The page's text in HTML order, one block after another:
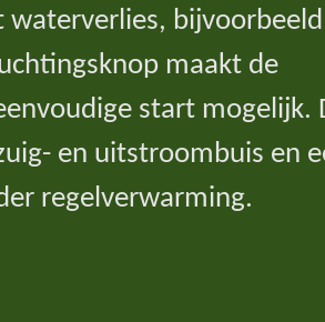
waterverlies,
maakt de
start mogelijk.
en uitstroombuis en
regelverwarming.